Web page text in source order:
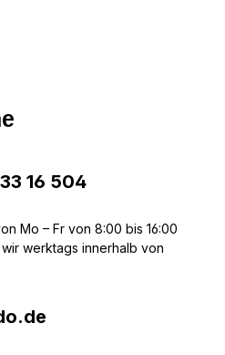
16 504
Mo – Fr von 8:00 bis 16:00
werktags innerhalb von